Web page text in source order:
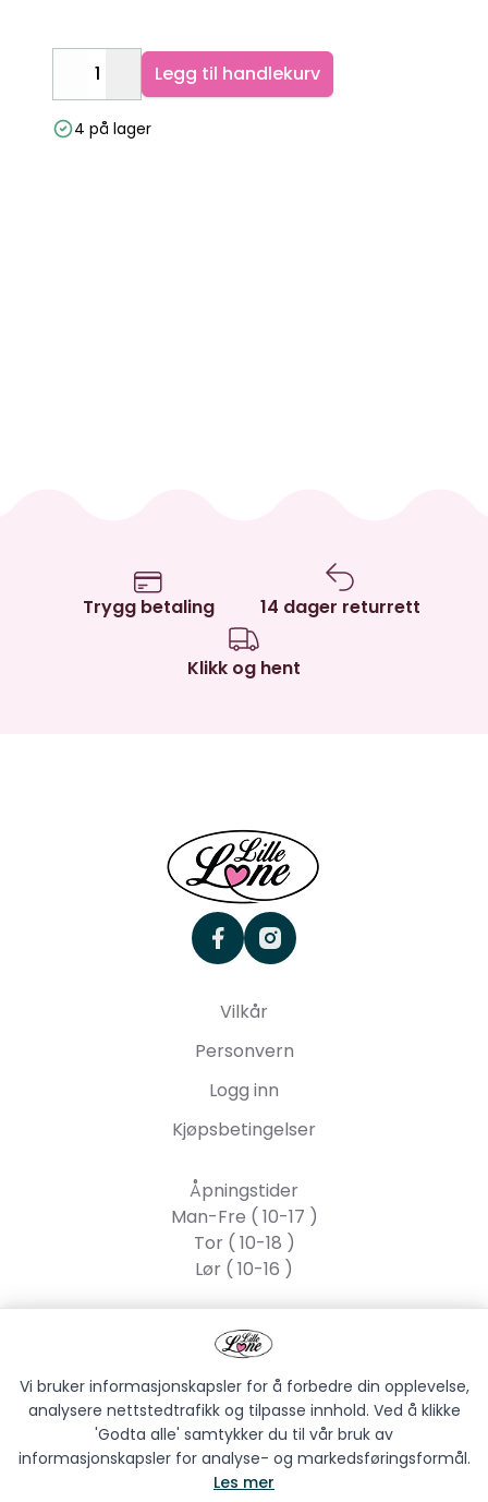
DecreaseIncrease
Legg til handlekurv
4 på lager
Trygg betaling 14 dager returrett
Klikk og hent
facebookinstagram
Vilkår
Personvern
Logg inn
Kjøpsbetingelser
Åpningstider
Man-Fre ( 10-17 )
Tor ( 10-18 )
Lør ( 10-16 )
Strandgata 55, 2317
Hamar
Vi bruker informasjonskapsler for å forbedre din opplevelse,
analysere nettstedtrafikk og tilpasse innhold. Ved å klikke
'Godta alle' samtykker du til vår bruk av
informasjonskapsler for analyse- og markedsføringsformål.
Les mer